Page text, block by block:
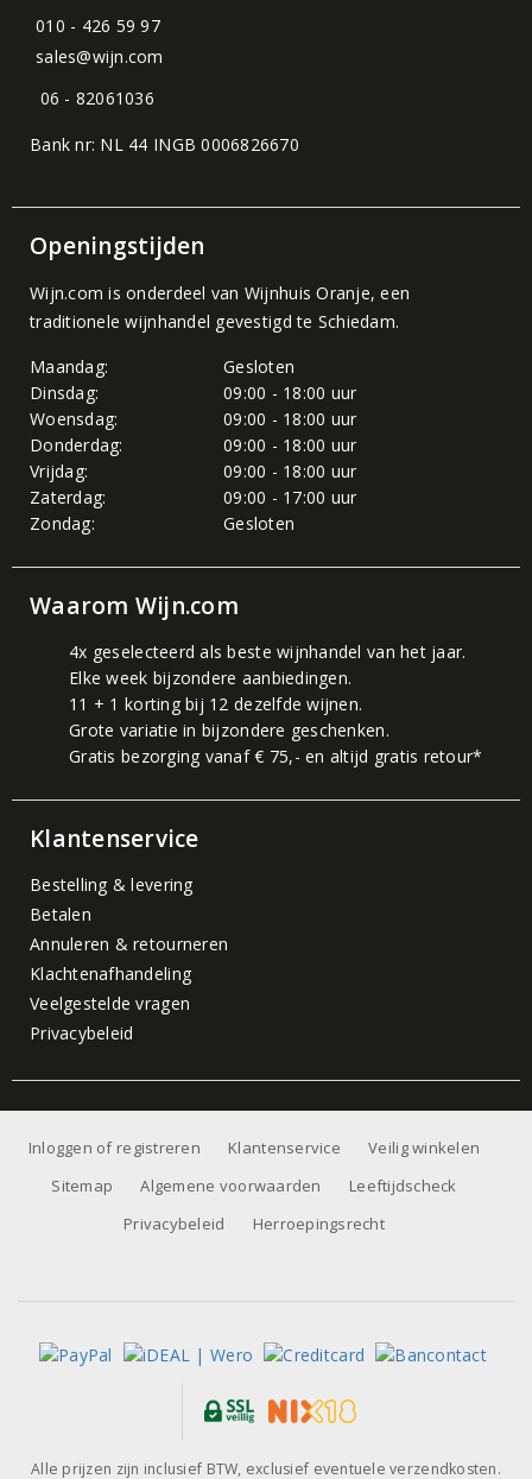
010 - 426 59 97
sales@wijn.com
06 - 82061036
Bank nr: NL 44 INGB 0006826670
Openingstijden
Wijn.com is onderdeel van Wijnhuis Oranje, een
traditionele wijnhandel gevestigd te Schiedam.
Maandag:
Gesloten
Dinsdag:
09:00 - 18:00 uur
Woensdag:
09:00 - 18:00 uur
Donderdag:
09:00 - 18:00 uur
Vrijdag:
09:00 - 18:00 uur
Zaterdag:
09:00 - 17:00 uur
Zondag:
Gesloten
Waarom Wijn.com
4x geselecteerd als beste wijnhandel van het jaar.
Elke week bijzondere aanbiedingen.
11 + 1 korting bij 12 dezelfde wijnen.
Grote variatie in bijzondere geschenken.
Gratis bezorging vanaf € 75,- en altijd gratis retour*
Klantenservice
Bestelling & levering
Betalen
Annuleren & retourneren
Klachtenafhandeling
Veelgestelde vragen
Privacybeleid
Inloggen of registreren Klantenservice
Veilig winkelen
Sitemap
Algemene voorwaarden
Leeftijdscheck
Privacybeleid
Herroepingsrecht
Alle prijzen zijn inclusief BTW, exclusief eventuele verzendkosten.